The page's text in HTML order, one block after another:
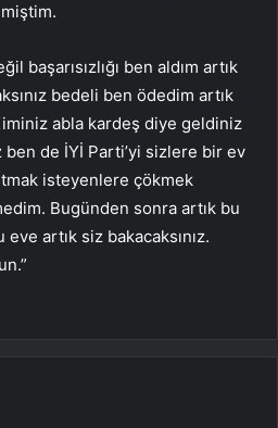
başarısızlığı ben aldım artık
bedeli ben ödedim artık
abla kardeş diye geldiniz
de İYİ Parti’yi sizlere bir ev
isteyenlere çökmek
Bugünden sonra artık bu
artık siz bakacaksınız.